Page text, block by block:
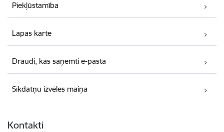
Piekļūstamība
Lapas karte
Draudi, kas saņemti e-pastā
Sīkdatņu izvēles maiņa
Kontakti